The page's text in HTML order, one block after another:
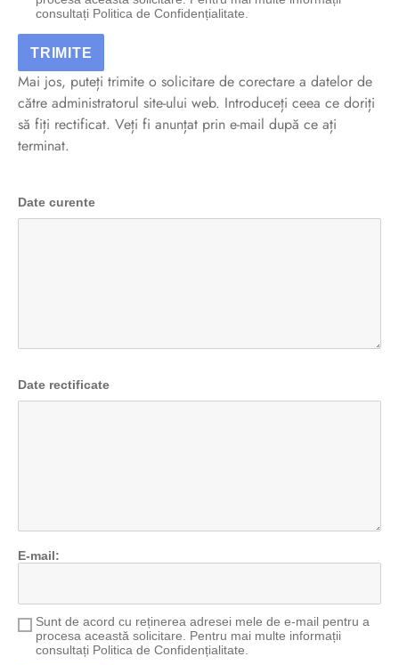
consultați Politica de Confidențialitate.
Mai jos, puteți trimite o solicitare de corectare a datelor de
către administratorul site-ului web. Introduceți ceea ce doriți
să fiți rectificat. Veți fi anunțat prin e-mail după ce ați
terminat.
Date curente
Date rectificate
E-mail:
Sunt de acord cu reținerea adresei mele de e-mail pentru a
procesa această solicitare. Pentru mai multe informații
consultați Politica de Confidențialitate.